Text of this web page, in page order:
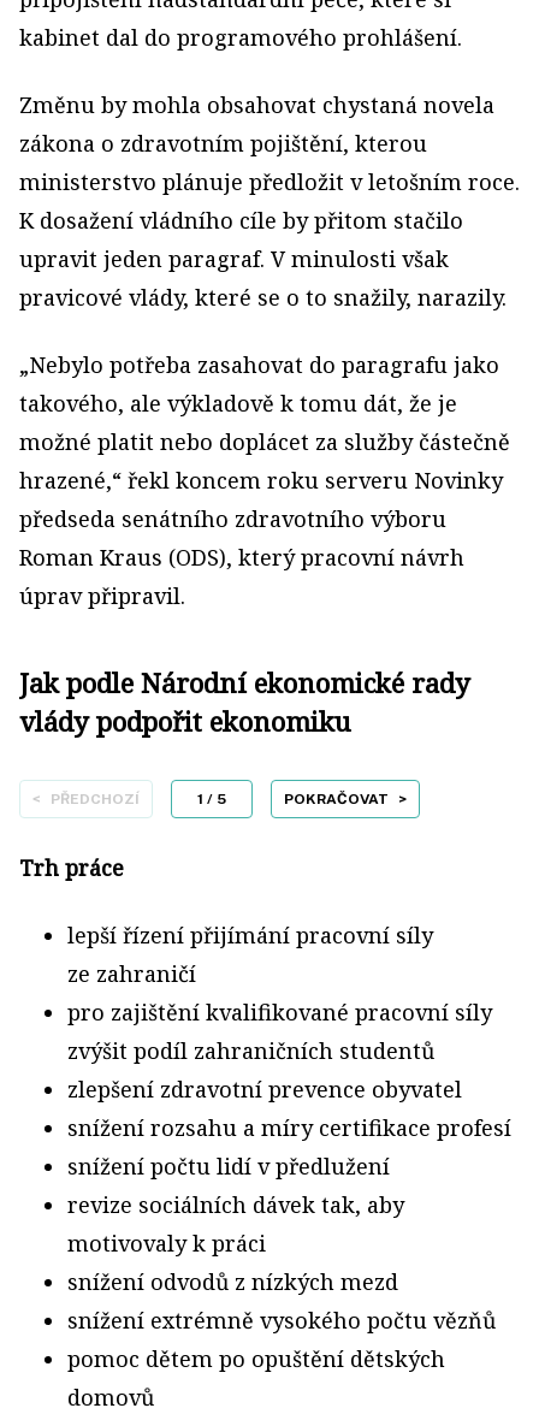
kabinet dal do programového prohlášení.
Změnu by mohla obsahovat chystaná novela
zákona o zdravotním pojištění, kterou
ministerstvo plánuje předložit v letošním roce.
K dosažení vládního cíle by přitom stačilo
upravit jeden paragraf. V minulosti však
pravicové vlády, které se o to snažily, narazily.
„Nebylo potřeba zasahovat do paragrafu jako
takového, ale výkladově k tomu dát, že je
možné platit nebo doplácet za služby částečně
hrazené,“ řekl koncem roku serveru Novinky
předseda senátního zdravotního výboru
Roman Kraus (ODS), který pracovní návrh
úprav připravil.
Jak podle Národní ekonomické rady
vlády podpořit ekonomiku
PŘEDCHOZÍ 1 / 5 POKRAČOVAT
Trh práce
lepší řízení přijímání pracovní síly
ze zahraničí
pro zajištění kvalifikované pracovní síly
zvýšit podíl zahraničních studentů
zlepšení zdravotní prevence obyvatel
snížení rozsahu a míry certifikace profesí
snížení počtu lidí v předlužení
revize sociálních dávek tak, aby
motivovaly k práci
snížení odvodů z nízkých mezd
snížení extrémně vysokého počtu vězňů
pomoc dětem po opuštění dětských
domovů